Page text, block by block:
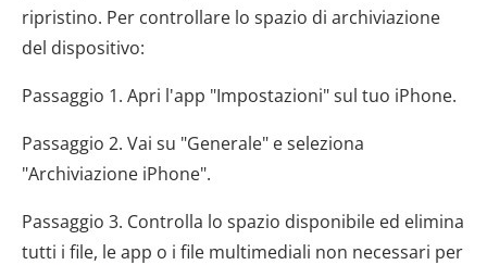
ripristino. Per controllare lo spazio di archiviazione
del dispositivo:
Passaggio 1. Apri l'app "Impostazioni" sul tuo iPhone.
Passaggio 2. Vai su "Generale" e seleziona
"Archiviazione iPhone".
Passaggio 3. Controlla lo spazio disponibile ed elimina
tutti i file, le app o i file multimediali non necessari per